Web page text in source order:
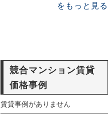
をもっと見る
競合マンション賃貸
価格事例
賃貸事例がありません